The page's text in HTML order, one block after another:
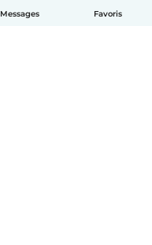
Messages Favoris